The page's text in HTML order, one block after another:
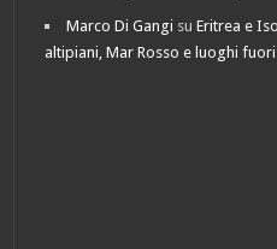
Marco Di Gangi suEritrea e
altipiani, Mar Rosso e luoghi